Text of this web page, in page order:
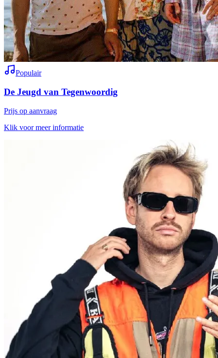
Populair
De Jeugd van Tegenwoordig
Prijs op aanvraag
Klik voor meer informatie